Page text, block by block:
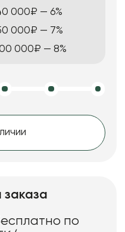
000₽ — 6%
000₽ — 7%
000₽ — 8%
по